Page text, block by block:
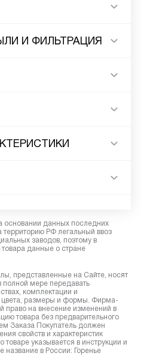
И ФИЛЬТРАЦИЯ
основании данных последних
РФ легальный ввоз
заводов, поэтому в
товара данные о стране
представленные на Сайте, носят
полной мере передавать
комплектации и
цвета, размеры и формы. Фирма-
право на внесение изменений в
товара без предварительного
Заказа Покупатель должен
свойств и характеристик
указывается в инструкции и
название в России: Горенье